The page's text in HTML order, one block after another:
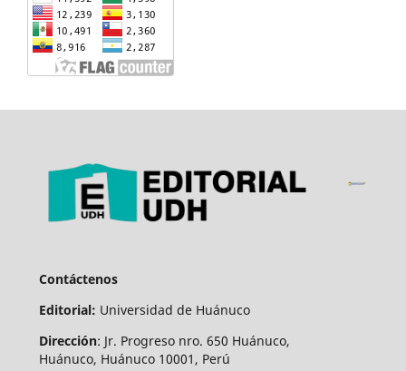
Contáctenos
Editorial: Universidad de Huánuco
Dirección: Jr. Progreso nro. 650 Huánuco,
Huánuco, Huánuco 10001, Perú